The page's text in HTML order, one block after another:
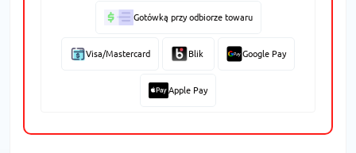
Gotówką przy odbiorze towaru
Visa/Mastercard Blik Google Pay
Apple Pay